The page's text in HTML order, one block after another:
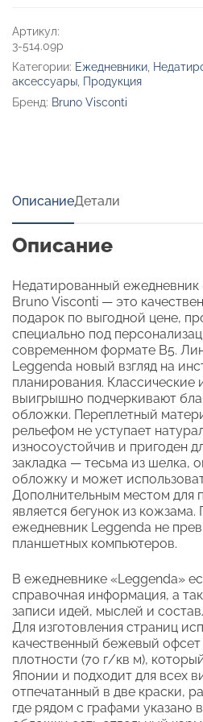
Артикул:
3-514.09p
Категории: Ежедневники
аксессуары Продукция
Бренд: Bruno Visconti
ОписаниеДетали
Описание
Недатированный ежедневник
Bruno Visconti — это
подарок по выгодной цене,
специально под
современном формате B5.
Leggenda новый взгляд на
планирования. Классические
выигрышно подчеркивают
обложки. Переплетный
рельефом не уступает
износоустойчив и пригоден
закладка — тесьма из шелка,
обложку и может
Дополнительным местом для
является бегунок из
ежедневник Leggenda не
планшетных компьютеров.
В ежедневнике «Leggenda»
справочная информация, а
записи идей, мыслей и
Для изготовления страниц
качественный бежевый
плотности (70 г/кв м),
Японии и подходит для всех
отпечатанный в две краски,
где рядом с графами указано